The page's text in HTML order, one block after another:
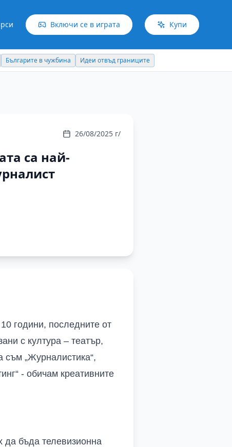
Включи се в играта Купи
Българите в чужбина Идеи отвъд границите
26/08/2025 г/
са най-
години, последните от
с култура – театър,
съм „Журналистика“,
- обичам креативните
да бъда телевизионна